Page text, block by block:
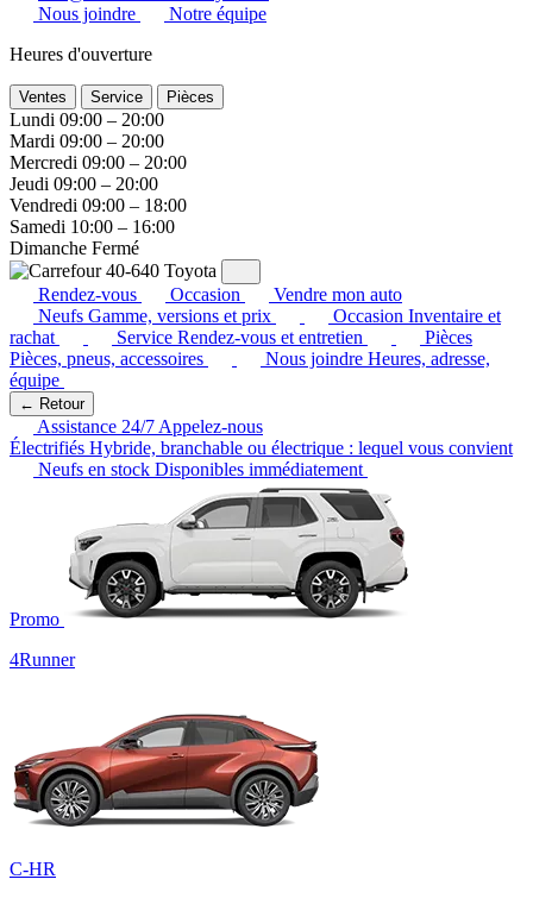
Nous joindre
Notre équipe
Heures d'ouverture
Ventes Service Pièces
Lundi 09:00 – 20:00
Mardi 09:00 – 20:00
Mercredi 09:00 – 20:00
Jeudi 09:00 – 20:00
Vendredi 09:00 – 18:00
Samedi 10:00 – 16:00
Dimanche Fermé
Rendez-vous Occasion
Vendre mon auto
Neufs Gamme, versions et prix Occasion Inventaire et
rachat
Service Rendez-vous et entretien
Pièces
Pièces, pneus, accessoires
Nous joindre Heures, adresse,
équipe
← Retour
Assistance 24/7 Appelez-nous
Électrifiés Hybride, branchable ou électrique : lequel vous convient
Neufs en stock Disponibles immédiatement
Promo
4Runner
C-HR